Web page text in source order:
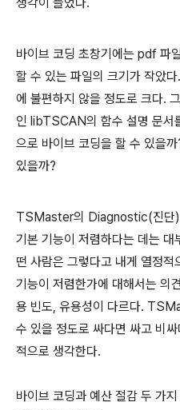
바이브 코딩 초창기에는 pdf 파
할 수 있는 파일의 크기가 작았
에 불편하지 않을 정도로 크다.
인 libTSCAN의 함수 설명 문서
으로 바이브 코딩을 할 수 있을
있을까?
TSMaster의 Diagnostic(진단)
기본 기능이 저렴하다는 데는
떤 사람은 그렇다고 내게 열정
기능이 저렴한가에 대해서는 의
용 빈도, 유용성이 다르다.
수 있을 정도로 싸다면 싸고 비
적으로 생각한다.
바이브 코딩과 예산 절감 두 가